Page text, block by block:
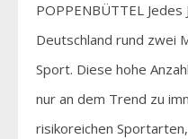
POPPENBÜTTEL
Deutschland rund zwei
Sport. Diese hohe
nur an dem Trend zu
risikoreichen